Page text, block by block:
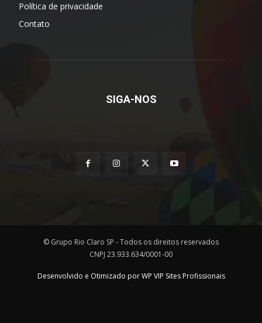
Política de privacidade
Contato
SIGA-NOS
© Grupo Rio Claro SP - Todos os direitos reservados
CNPJ 23.933.634/0001-00
Desenvolvido e Otimizado por WP VIP Sites Profissionais